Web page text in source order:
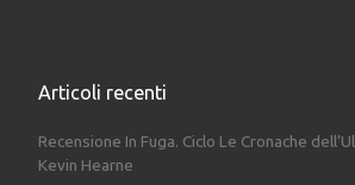
Articoli recenti
Recensione In Fuga. Ciclo Le Cronache
Kevin Hearne